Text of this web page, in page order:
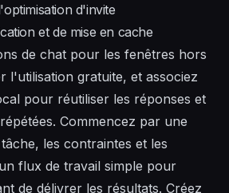
d'invite
et de mise en cache
de chat pour les fenêtres hors
l'utilisation gratuite, et associez
pour réutiliser les réponses et
Commencez par une
les contraintes et les
flux de travail simple pour
de délivrer les résultats. Créez